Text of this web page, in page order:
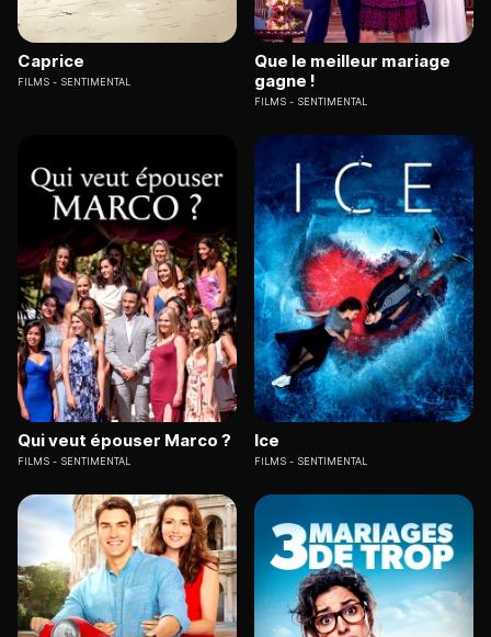
Caprice
FILMS SENTIMENTAL
Que le meilleur mariage
gagne !
FILMS SENTIMENTAL
Qui veut épouser Marco ?
FILMS SENTIMENTAL
Ice
FILMS SENTIMENTAL